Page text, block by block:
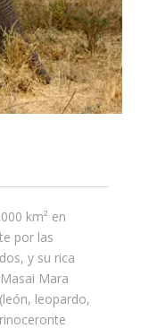
km² en
por las
y su rica
Mara
leopardo,